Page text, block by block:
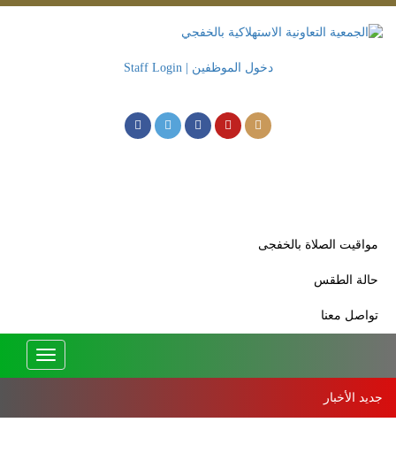
دخول الموظفين | Staff Login
مواقيت الصلاة بالخفجى
حالة الطقس
تواصل معنا
Toggle
جديد الأخبار